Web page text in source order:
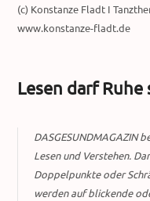
(c) Konstanze Fladt I
www.konstanze-fladt.de
Lesen darf Ruhe
DASGESUNDMAGAZIN
Lesen und Verstehen.
Doppelpunkte oder
werden auf blickende